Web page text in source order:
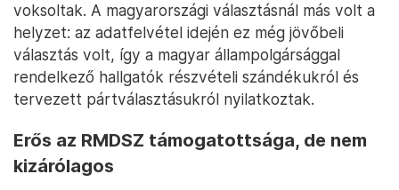
voksoltak. A magyarországi választásnál más volt a
helyzet: az adatfelvétel idején ez még jövőbeli
választás volt, így a magyar állampolgársággal
rendelkező hallgatók részvételi szándékukról és
tervezett pártválasztásukról nyilatkoztak.
Erős az RMDSZ támogatottsága, de nem
kizárólagos